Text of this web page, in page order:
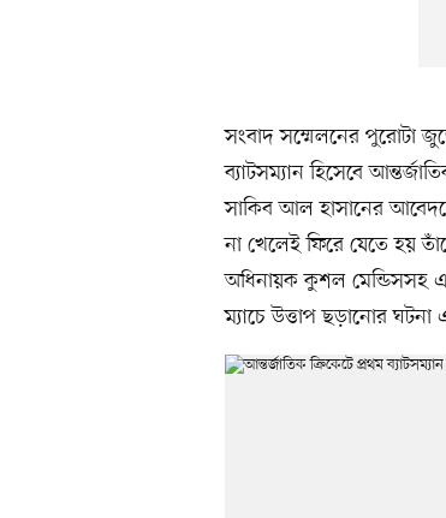
সংবাদ সম্মেলনের পুরোটা
ব্যাটসম্যান হিসেবে
সাকিব আল হাসানের
না খেলেই ফিরে যেতে হয়
অধিনায়ক কুশল মেন্ডিসসহ
ম্যাচে উত্তাপ ছড়ানোর